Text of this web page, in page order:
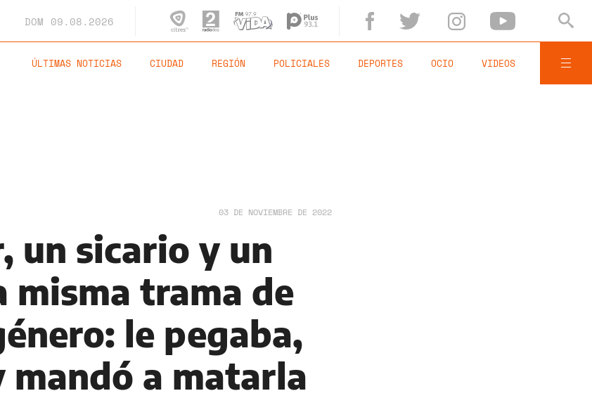
DOM 09.08.2026
ÚLTIMAS NOTICIAS CIUDAD REGIÓN POLICIALES DEPORTES OCIO VIDEOS
03 DE NOVIEMBRE DE 2022
un sicario y un
misma trama de
le pegaba,
mandó a matarla